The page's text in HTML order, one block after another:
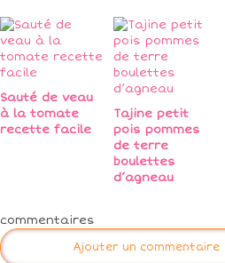
Sauté de veau
à la tomate
recette facile
Tajine petit
pois pommes
de terre
boulettes
d’agneau
commentaires
Ajouter un commentaire